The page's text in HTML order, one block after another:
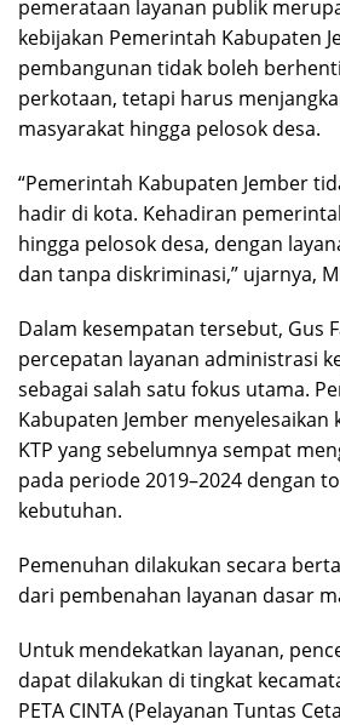
pemerataan layanan publik
kebijakan Pemerintah Kabupaten
pembangunan tidak boleh
perkotaan, tetapi harus
masyarakat hingga pelosok desa.
“Pemerintah Kabupaten Jember
hadir di kota. Kehadiran
hingga pelosok desa, dengan
dan tanpa diskriminasi,” ujarnya,
Dalam kesempatan tersebut, Gus
percepatan layanan administrasi
sebagai salah satu fokus utama.
Kabupaten Jember
KTP yang sebelumnya sempat
pada periode 2019–2024 dengan
kebutuhan.
Pemenuhan dilakukan secara
dari pembenahan layanan dasar
Untuk mendekatkan layanan,
dapat dilakukan di tingkat
PETA CINTA (Pelayanan Tuntas